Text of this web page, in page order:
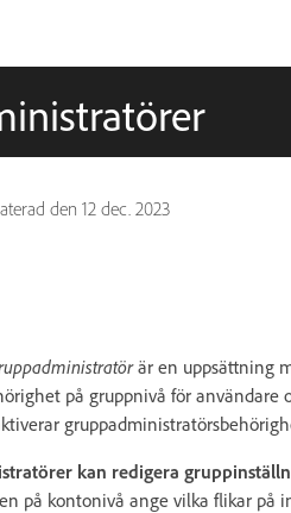
den 12 dec. 2023
är en uppsättning
på gruppnivå för användare
kan redigera
på kontonivå ange vilka flikar på